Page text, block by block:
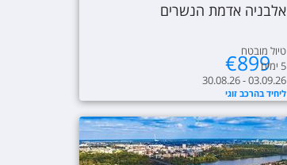
אלבניה אדמת הנשרים
€899
ליחיד בהרכב זוגי
טיול מובטח
30.08.26 - 03.09.26
5 ימים